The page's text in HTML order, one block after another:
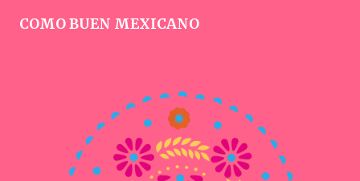
COMO BUEN MEXICANO